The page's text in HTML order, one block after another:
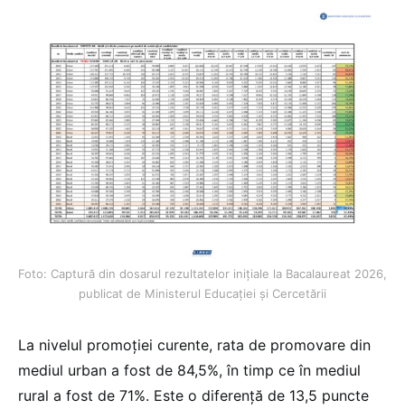
Foto: Captură din dosarul rezultatelor inițiale la Bacalaureat 2026,
publicat de Ministerul Educației și Cercetării
La nivelul promoției curente, rata de promovare din
mediul urban a fost de 84,5%, în timp ce în mediul
rural a fost de 71%. Este o diferență de 13,5 puncte